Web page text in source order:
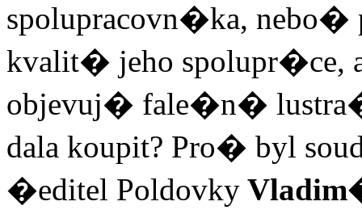
spolupracovn�ka, nebo�
kvalit� jeho
objevuj� fale�n�
dala koupit? Pro� byl
�editel Poldovky